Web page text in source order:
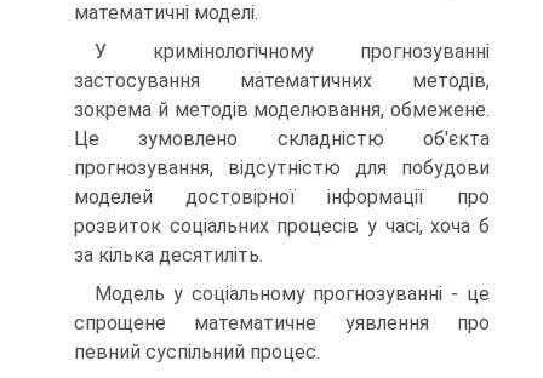
математичні моделі.
У кримінологічному прогнозуванні
застосування математичних методів,
зокрема й методів моделювання, обмежене.
Це зумовлено складністю об'єкта
прогнозування, відсутністю для побудови
моделей достовірної інформації про
розвиток соціальних процесів у часі, хоча б
за кілька десятиліть.
Модель у соціальному прогнозуванні - це
спрощене математичне уявлення про
певний суспільний процес.